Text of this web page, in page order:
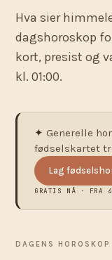
Hva sier
dagshoroskop
kort, presist og
kl. 01:00.
✦ Generelle
fødselskartet
Lag
GRATIS NÅ · FRA
DAGENS